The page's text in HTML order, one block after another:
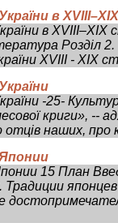
в
в XVIII–XIX
Розділ 2.
XVIII - XIX
-25-
криги», --
отців наших,
15 План
Традиции